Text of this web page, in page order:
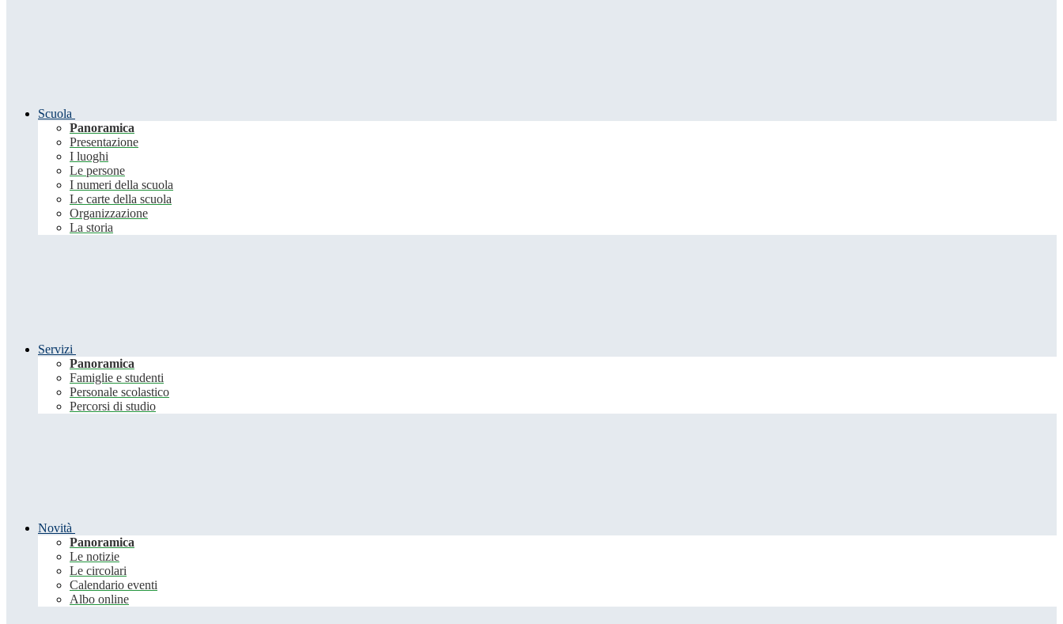
Scuola
Panoramica
Presentazione
I luoghi
Le persone
I numeri della scuola
Le carte della scuola
Organizzazione
La storia
Servizi
Panoramica
Famiglie e studenti
Personale scolastico
Percorsi di studio
Novità
Panoramica
Le notizie
Le circolari
Calendario eventi
Albo online